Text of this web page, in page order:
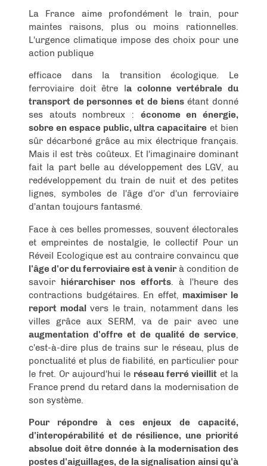
La France aime profondément le train, pour
maintes raisons, plus ou moins rationnelles.
L'urgence climatique impose des choix pour une
action publique
efficace dans la transition écologique. Le
ferroviaire doit être l a colonne vertébrale du
transport de personnes et de biensétant donné
ses atouts nombreux : économe en énergie,
sobre en espace public, ultra capacitaire et bien
sûr décarboné grâce au mix électrique français.
Mais il est très coûteux. Et l'imaginaire dominant
fait la part belle au développement des LGV, au
redéveloppement du train de nuit et des petites
lignes, symboles de l'âge d'or d'un ferroviaire
d'antan toujours fantasmé.
Face à ces belles promesses, souvent électorales
et empreintes de nostalgie, le collectif Pour un
Réveil Ecologique est au contraire convaincu que
l'âge d'or du ferroviaire est à venirà condition de
savoir hiérarchiser nos efforts. à l'heure des
contractions budgétaires. En effet, maximiser le
report modalvers le train, notamment dans les
villes grâce aux SERM, va de pair avec une
augmentation d'offre et de qualité de service,
c'est-à-dire plus de trains sur le réseau, plus de
ponctualité et plus de fiabilité, en particulier pour
le fret. Or aujourd'hui le réseau ferré vieillit et la
France prend du retard dans la modernisation de
son système.
Pour répondre à ces enjeux de capacité,
d'interopérabilité et de résilience, une priorité
absolue doit être donnée à la modernisation des
postes d'aiguillages, de la signalisation ainsi qu'à